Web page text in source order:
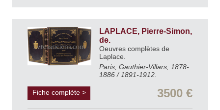
LAPLACE, Pierre-Simon,
de.
Oeuvres complètes de
Laplace.
Paris, Gauthier-Villars, 1878-
1886 / 1891-1912.
Fiche complète > 3500 €